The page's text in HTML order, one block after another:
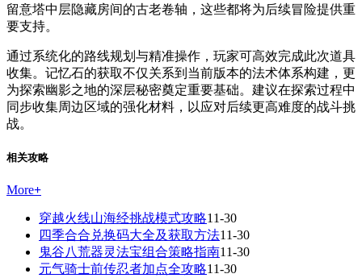
留意塔中层隐藏房间的古老卷轴，这些都将为后续冒险提供重
要支持。
通过系统化的路线规划与精准操作，玩家可高效完成此次道具
收集。记忆石的获取不仅关系到当前版本的法术体系构建，更
为探索幽影之地的深层秘密奠定重要基础。建议在探索过程中
同步收集周边区域的强化材料，以应对后续更高难度的战斗挑
战。
相关攻略
More+
穿越火线山海经挑战模式攻略11-30
四季合合兑换码大全及获取方法11-30
鬼谷八荒器灵法宝组合策略指南11-30
元气骑士前传忍者加点全攻略11-30